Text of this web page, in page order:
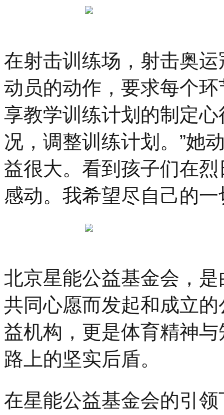
在射击训练场，射击奥
动员的动作，要求每个
享教学训练计划的制定
况，调整训练计划。”她
益很大。看到孩子们在
感动。我希望尽自己的
北京星能公益基金会，
共同心愿而发起和成立
益机构，更是体育精神
路上的坚实后盾。
在星能公益基金会的引